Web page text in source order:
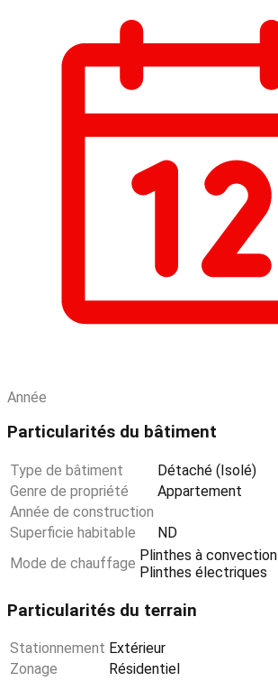
Année
Particularités du bâtiment
Type de bâtiment
Détaché (Isolé)
Genre de propriété
Appartement
Année de construction
Superficie habitable
ND
Mode de chauffage Plinthes à convection
Plinthes électriques
Particularités du terrain
Stationnement Extérieur
Zonage
Résidentiel